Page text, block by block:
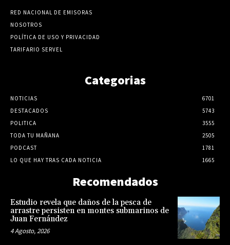
RED NACIONAL DE EMISORAS
NOSOTROS
POLÍTICA DE USO Y PRIVACIDAD
TARIFARIO SERVEL
Categorias
NOTICIAS
6701
DESTACADOS
5743
POLITICA
3555
TODA TU MAÑANA
2505
PODCAST
1781
LO QUE HAY TRAS CADA NOTICIA
1665
Recomendados
Estudio revela que daños de la pesca de
arrastre persisten en montes submarinos de
Juan Fernández
4 Agosto, 2026